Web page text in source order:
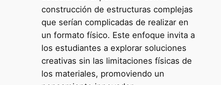
construcción de estructuras complejas
que serían complicadas de realizar en
un formato físico. Este enfoque invita a
los estudiantes a explorar soluciones
creativas sin las limitaciones físicas de
los materiales, promoviendo un